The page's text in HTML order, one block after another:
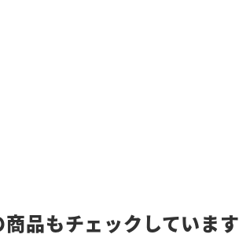
品もチェックしています